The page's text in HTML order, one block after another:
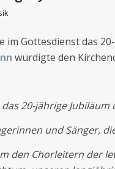
im Gottesdienst das
würdigte den
20-jährige
und Sänger,
den Chorleitern der